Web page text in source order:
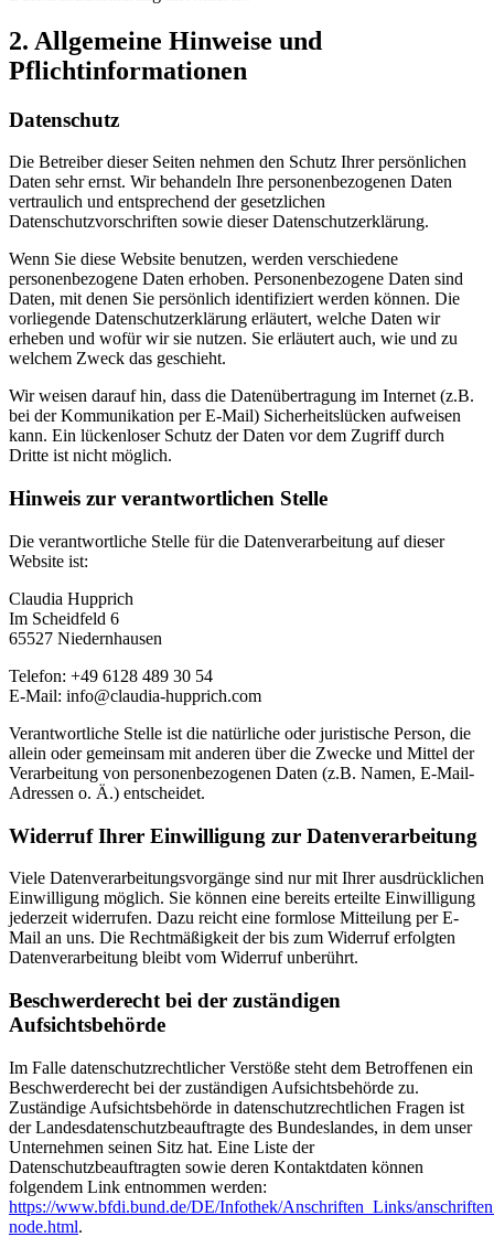
2. Allgemeine Hinweise und
Pflichtinformationen
Datenschutz
Die Betreiber dieser Seiten nehmen den Schutz Ihrer persönlichen
Daten sehr ernst. Wir behandeln Ihre personenbezogenen Daten
vertraulich und entsprechend der gesetzlichen
Datenschutzvorschriften sowie dieser Datenschutzerklärung.
Wenn Sie diese Website benutzen, werden verschiedene
personenbezogene Daten erhoben. Personenbezogene Daten sind
Daten, mit denen Sie persönlich identifiziert werden können. Die
vorliegende Datenschutzerklärung erläutert, welche Daten wir
erheben und wofür wir sie nutzen. Sie erläutert auch, wie und zu
welchem Zweck das geschieht.
Wir weisen darauf hin, dass die Datenübertragung im Internet (z.B.
bei der Kommunikation per E-Mail) Sicherheitslücken aufweisen
kann. Ein lückenloser Schutz der Daten vor dem Zugriff durch
Dritte ist nicht möglich.
Hinweis zur verantwortlichen Stelle
Die verantwortliche Stelle für die Datenverarbeitung auf dieser
Website ist:
Claudia Hupprich
Im Scheidfeld 6
65527 Niedernhausen
Telefon: +49 6128 489 30 54
E-Mail: info@claudia-hupprich.com
Verantwortliche Stelle ist die natürliche oder juristische Person, die
allein oder gemeinsam mit anderen über die Zwecke und Mittel der
Verarbeitung von personenbezogenen Daten (z.B. Namen, E-Mail-
Adressen o. Ä.) entscheidet.
Widerruf Ihrer Einwilligung zur Datenverarbeitung
Viele Datenverarbeitungsvorgänge sind nur mit Ihrer ausdrücklichen
Einwilligung möglich. Sie können eine bereits erteilte Einwilligung
jederzeit widerrufen. Dazu reicht eine formlose Mitteilung per E-
Mail an uns. Die Rechtmäßigkeit der bis zum Widerruf erfolgten
Datenverarbeitung bleibt vom Widerruf unberührt.
Beschwerderecht bei der zuständigen
Aufsichtsbehörde
Im Falle datenschutzrechtlicher Verstöße steht dem Betroffenen ein
Beschwerderecht bei der zuständigen Aufsichtsbehörde zu.
Zuständige Aufsichtsbehörde in datenschutzrechtlichen Fragen ist
der Landesdatenschutzbeauftragte des Bundeslandes, in dem unser
Unternehmen seinen Sitz hat. Eine Liste der
Datenschutzbeauftragten sowie deren Kontaktdaten können
folgendem Link entnommen werden:
https://www.bfdi.bund.de/DE/Infothek/Anschriften_Links/
node.html.